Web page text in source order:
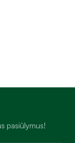
pasiūlymus!